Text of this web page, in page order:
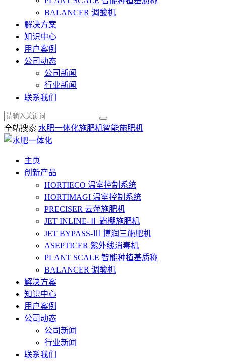
BALANCER 调酸机
解决⽅案
知识中心
用户案例
公司动态
公司新闻
行业新闻
联系我们
全站搜索 水肥一体化施肥机智能施肥机
主页
创新产品
HORTIECO 温室控制系统
HORTIMAGI 温室控制系统
PRECISER 云萍施肥机
JET INLINE-Ⅱ 霸棚施肥机
JET BYPASS-Ⅲ 博润三施肥机
ASEPTICER 紫外线消毒机
PLANT SCALE 智能种植基质称
BALANCER 调酸机
解决方案
知识中心
用户案例
公司动态
公司新闻
行业新闻
联系我们